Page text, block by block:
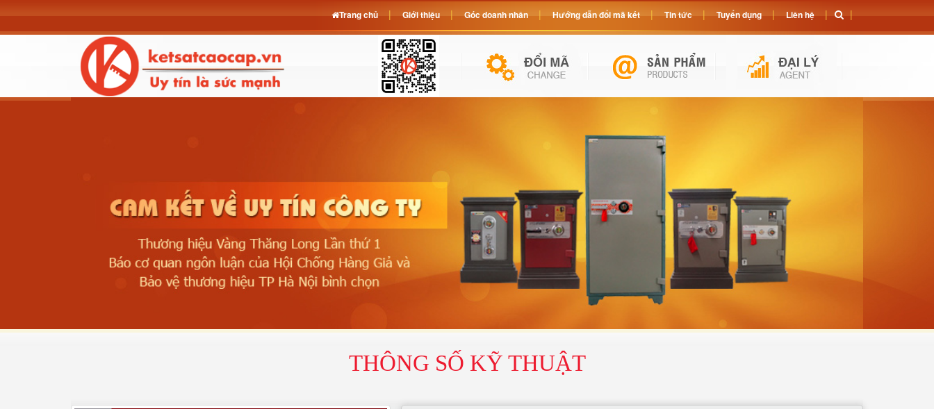
THÔNG SỐ KỸ THUẬT
Trang chủ Giới thiệu Góc doanh nhân Hướng dẫn đổi mã két Tin tức Tuyển dụng Liên hệ